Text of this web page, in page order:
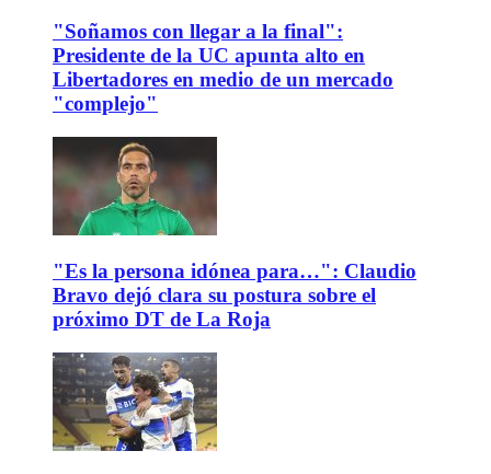
"Soñamos con llegar a la final":
Presidente de la UC apunta alto en
Libertadores en medio de un mercado
"complejo"
"Es la persona idónea para…": Claudio
Bravo dejó clara su postura sobre el
próximo DT de La Roja